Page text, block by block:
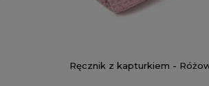
Ręcznik z kapturkiem -